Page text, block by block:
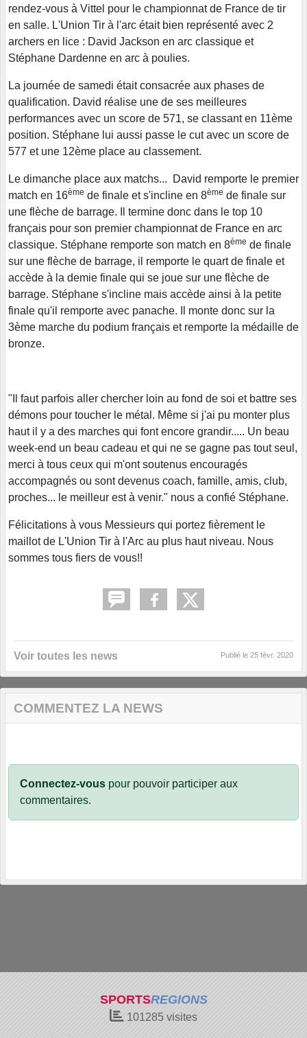
rendez-vous à Vittel pour le championnat de France de tir
en salle. L'Union Tir à l'arc était bien représenté avec 2
archers en lice : David Jackson en arc classique et
Stéphane Dardenne en arc à poulies.
La journée de samedi était consacrée aux phases de
qualification. David réalise une de ses meilleures
performances avec un score de 571, se classant en 11ème
position. Stéphane lui aussi passe le cut avec un score de
577 et une 12ème place au classement.
Le dimanche place aux matchs... David remporte le premier
match en 16ème de finale et s'incline en 8ème de finale sur
une flèche de barrage. Il termine donc dans le top 10
français pour son premier championnat de France en arc
classique. Stéphane remporte son match en 8ème de finale
sur une flèche de barrage, il remporte le quart de finale et
accède à la demie finale qui se joue sur une flèche de
barrage. Stéphane s'incline mais accède ainsi à la petite
finale qu'il remporte avec panache. Il monte donc sur la
3ème marche du podium français et remporte la médaille de
bronze.
"Il faut parfois aller chercher loin au fond de soi et battre ses
démons pour toucher le métal. Même si j'ai pu monter plus
haut il y a des marches qui font encore grandir..... Un beau
week-end un beau cadeau et qui ne se gagne pas tout seul,
merci à tous ceux qui m'ont soutenus encouragés
accompagnés ou sont devenus coach, famille, amis, club,
proches... le meilleur est à venir." nous a confié Stéphane.
Félicitations à vous Messieurs qui portez fièrement le
maillot de L'Union Tir à l'Arc au plus haut niveau. Nous
sommes tous fiers de vous!!
Voir toutes les news Publié le 25 févr. 2020
COMMENTEZ LA NEWS
Connectez-vous pour pouvoir participer aux
commentaires.
SPORTSREGIONS
101285 visites